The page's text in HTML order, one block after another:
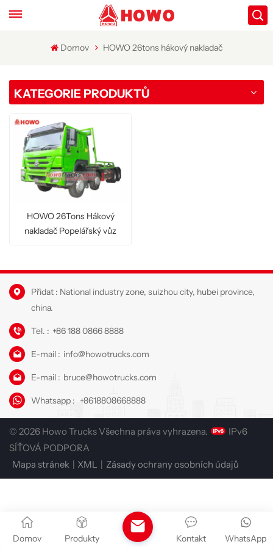
Domov HOWO 26tons hákový nakladač
KATEGORIE PRODUKTŮ
HOWO 26Tons Hákový
nakladač Popelářský vůz
Přidat : National industry zone, suizhou city, hubei province,
china.
Tel. : +86 188 0866 8888
E-mail : info@howotrucks.com
E-mail : bruce@howotrucks.com
Whatsapp : +8618808668888
© 2026 Howo Trucks Všechna práva vyhrazena.
IPv6
SÍŤOVÁ PODPORA
Mapa stránek | XML | Zásady ochrany osobních údajů
Domov Produkty WhatsApp
Kontakt